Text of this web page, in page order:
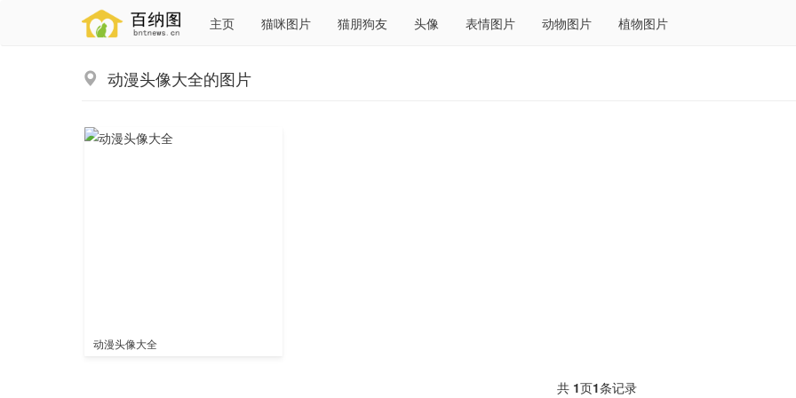
主页 猫咪图片 猫朋狗友 头像 表情图片 动物图片 植物图片
动漫头像大全的图片
动漫头像大全
共 1页1条记录